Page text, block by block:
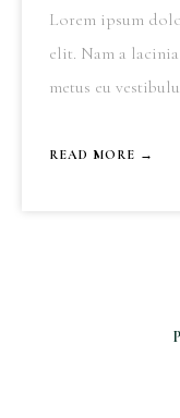
Lorem ipsum
elit. Nam a
metus eu
READ MORE →